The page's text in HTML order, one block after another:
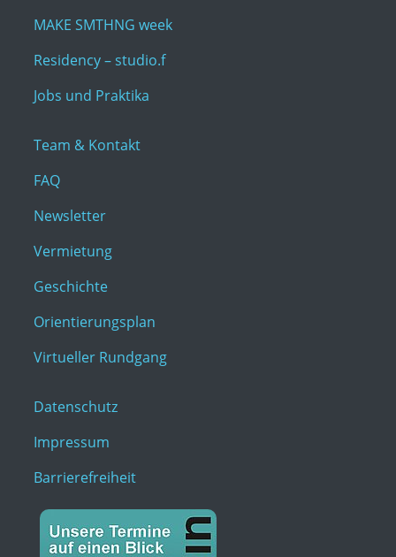
MAKE SMTHNG week
Residency – studio.f
Jobs und Praktika
Team & Kontakt
FAQ
Newsletter
Vermietung
Geschichte
Orientierungsplan
Virtueller Rundgang
Datenschutz
Impressum
Barrierefreiheit